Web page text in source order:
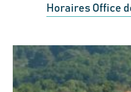
Horaires Office